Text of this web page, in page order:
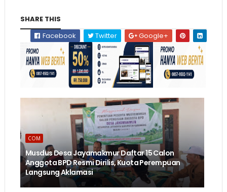
SHARE THIS
Facebook
Twitter Google+
COM
Musdus Desa Jayamakmur Daftar 15 Calon
Anggota BPD Resmi Dirilis, Kuota Perempuan
Langsung Aklamasi